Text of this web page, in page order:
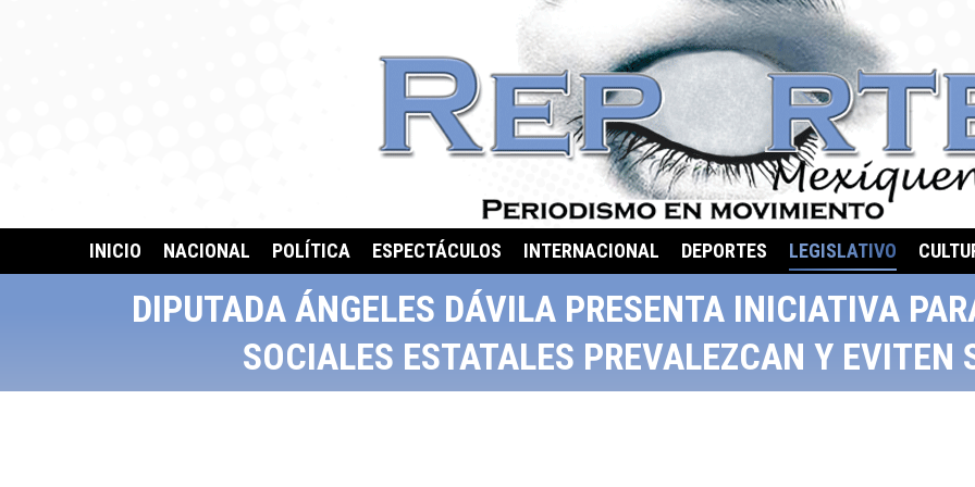
INICIO NACIONAL POLÍTICA ESPECTÁCULOS INTERNACIONAL DEPORTES LEGISLATIVO
DIPUTADA ÁNGELES DÁVILA PRESENTA INICIATIVA
SOCIALES ESTATALES PREVALEZCAN Y EVITEN